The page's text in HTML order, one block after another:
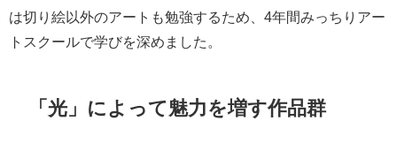
は切り絵以外のアートも勉強するため、4年間みっちりアー
トスクールで学びを深めました。
「光」によって魅力を増す作品群